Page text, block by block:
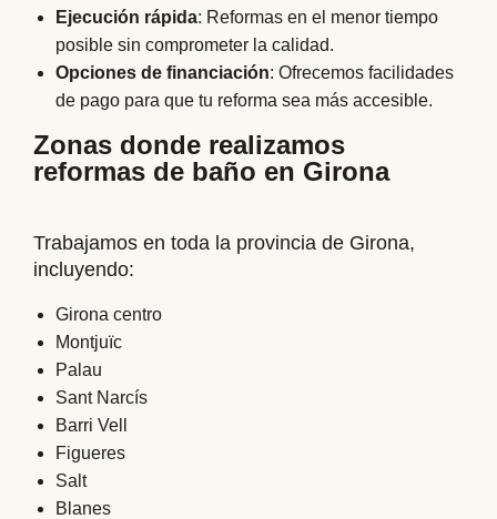
Ejecución rápida: Reformas en el menor tiempo
posible sin comprometer la calidad.
Opciones de financiación: Ofrecemos facilidades
de pago para que tu reforma sea más accesible.
Zonas donde realizamos
reformas de baño en Girona
Trabajamos en toda la provincia de Girona,
incluyendo:
Girona centro
Montjuïc
Palau
Sant Narcís
Barri Vell
Figueres
Salt
Blanes